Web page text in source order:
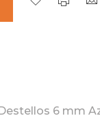
6 mm